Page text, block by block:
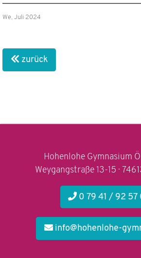
We, Juli 2024
zurück
Hohenlohe Gymnasium
Weygangstraße 13-15 ·
0 79 41 / 92 57
info@hohenlohe-